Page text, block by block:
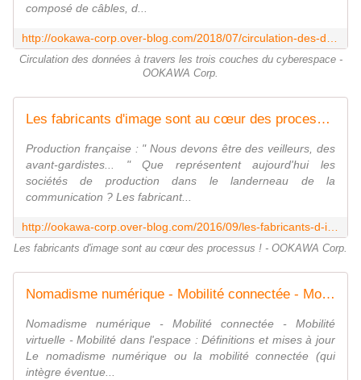
composé de câbles, d...
Circulation des données à travers les trois couches du cyberespace -
OOKAWA Corp.
Les fabricants d'image sont au cœur des processus ! - OOKAWA Corp.
Production française : " Nous devons être des veilleurs, des
avant-gardistes... " Que représentent aujourd'hui les
sociétés de production dans le landerneau de la
communication ? Les fabricant...
Les fabricants d'image sont au cœur des processus ! - OOKAWA Corp.
Nomadisme numérique - Mobilité connectée - Mobilité virtuelle - Mobilité dans l'espace : Définitions et mises à jour - OOKAWA Corp.
Nomadisme numérique - Mobilité connectée - Mobilité
virtuelle - Mobilité dans l'espace : Définitions et mises à jour
Le nomadisme numérique ou la mobilité connectée (qui
intègre éventue...